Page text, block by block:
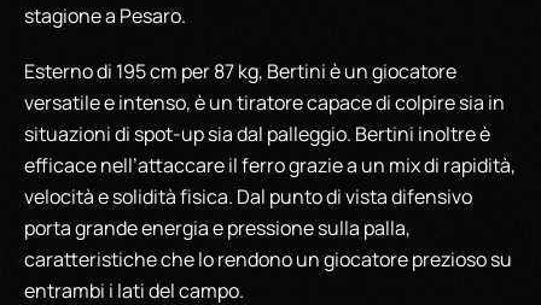
stagione a Pesaro.
Esterno di 195 cm per 87 kg, Bertini è un giocatore
versatile e intenso, è un tiratore capace di colpire sia in
situazioni di spot-up sia dal palleggio. Bertini inoltre è
efficace nell’attaccare il ferro grazie a un mix di rapidità,
velocità e solidità fisica. Dal punto di vista difensivo
porta grande energia e pressione sulla palla,
caratteristiche che lo rendono un giocatore prezioso su
entrambi i lati del campo.